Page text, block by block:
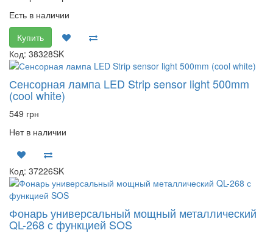
Есть в наличии
Купить
Код: 38328SK
Сенсорная лампа LED Strip sensor light 500mm
(cool white)
549 грн
Нет в наличии
Код: 37226SK
Фонарь универсальный мощный металлический
QL-268 с функцией SOS